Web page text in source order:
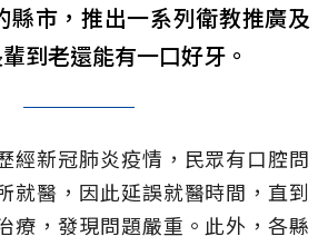
縣市，推出一系列衛教推廣及
到老還能有一口好牙。
經新冠肺炎疫情，民眾有口腔問
就醫，因此延誤就醫時間，直到
療，發現問題嚴重。此外，各縣